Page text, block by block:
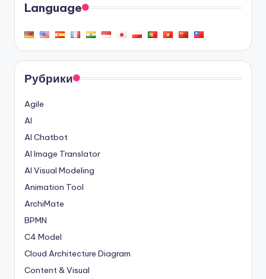
Language
Рубрики
Agile
AI
AI Chatbot
AI Image Translator
AI Visual Modeling
Animation Tool
ArchiMate
BPMN
C4 Model
Cloud Architecture Diagram
Content & Visual